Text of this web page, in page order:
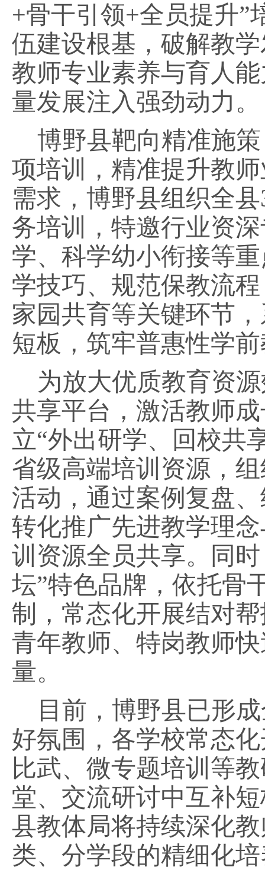
+骨干引领+全员提升”
伍建设根基，破解教
教师专业素养与育人
量发展注入强劲动力。
博野县靶向精准施
项培训，精准提升教
需求，博野县组织全县
务培训，特邀行业资
学、科学幼小衔接等
学技巧、规范保教流
家园共育等关键环节
短板，筑牢普惠性学
为放大优质教育资
共享平台，激活教师
立“外出研学、回校共
省级高端培训资源，
活动，通过案例复盘
转化推广先进教学理
训资源全员共享。同
坛”特色品牌，依托骨
制，常态化开展结对
青年教师、特岗教师
量。
目前，博野县已形
好氛围，各学校常态
比武、微专题培训等
堂、交流研讨中互补
县教体局将持续深化
类、分学段的精细化